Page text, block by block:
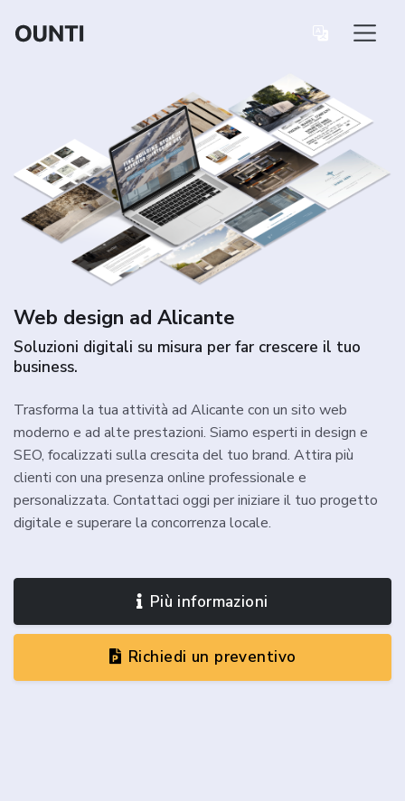
Web design ad Alicante
Soluzioni digitali su misura per far crescere il tuo
business.
Trasforma la tua attività ad Alicante con un sito web
moderno e ad alte prestazioni. Siamo esperti in design e
SEO, focalizzati sulla crescita del tuo brand. Attira più
clienti con una presenza online professionale e
personalizzata. Contattaci oggi per iniziare il tuo progetto
digitale e superare la concorrenza locale.
Più informazioni
Richiedi un preventivo